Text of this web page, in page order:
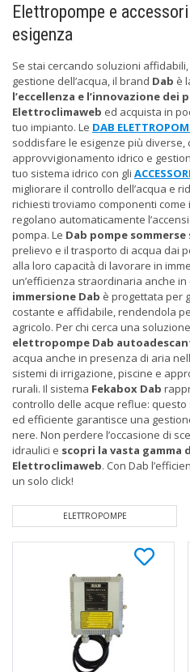
Elettropompe e
esigenza
Se stai cercando soluzioni
gestione dell’acqua, il brand Dab è
l’eccellenza e l’innovazione
Elettroclimaweb ed acquista in
tuo impianto. Le DAB
soddisfare le esigenze più diverse,
approvvigionamento idrico e
tuo sistema idrico con gli
migliorare il controllo dell’acqua e
richiesti troviamo componenti come i
regolano automaticamente
pompa. Le Dab pompe sommerse
prelievo e il trasporto di acqua dai
alla loro capacità di lavorare in
un’efficienza straordinaria anche in
immersione Dab è progettata per
costante e affidabile, rendendola
agricolo. Per chi cerca una
elettropompe Dab
acqua anche in presenza di aria
sistemi di irrigazione, piscine e
rurali. Il sistema Fekabox Dab
controllo delle acque reflue:
ed efficiente garantisce una
nere. Non perdere l’occasione di
idraulici e scopri la vasta
Elettroclimaweb. Con Dab
un solo click!
ELETTROPOMPE